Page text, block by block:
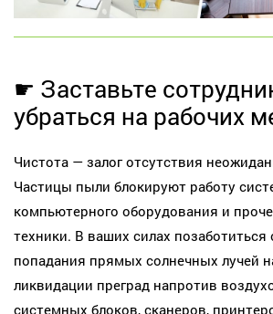
☛ Заставьте
убраться на рабочих
Чистота — залог отсутствия
Частицы пыли блокируют работу
компьютерного оборудования и
техники. В ваших силах
попадания прямых солнечных лучей
ликвидации преград напротив
системных блоков, сканеров,